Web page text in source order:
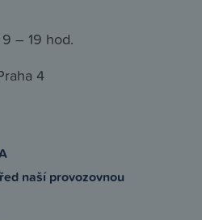
– 19 hod.
4
naší provozovnou